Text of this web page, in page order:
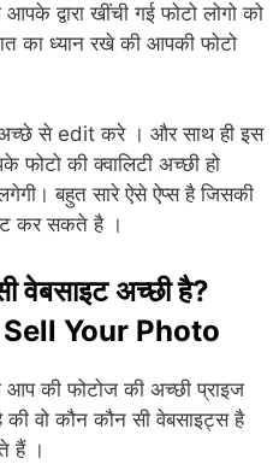
द्वारा खींची गई फोटो लोगो को
का ध्यान रखे की आपकी फोटो
से edit करे । और साथ ही इस
की क्वालिटी अच्छी हो
बहुत सारे ऐसे ऐप्स है जिसकी
कर सकते है ।
वेबसाइट अच्छी है?
Your Photo
आप की फोटोज की अच्छी प्राइज
वो कौन कौन सी वेबसाइट्स है
हैं ।